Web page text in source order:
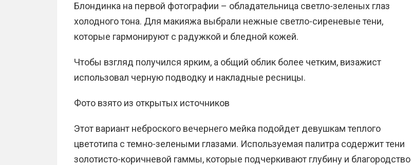
Блондинка на первой фотографии – обладательница светло-зеленых глаз
холодного тона. Для макияжа выбрали нежные светло-сиреневые тени,
которые гармонируют с радужкой и бледной кожей.
Чтобы взгляд получился ярким, а общий облик более четким, визажист
использовал черную подводку и накладные ресницы.
Фото взято из открытых источников
Этот вариант неброского вечернего мейка подойдет девушкам теплого
цветотипа с темно-зелеными глазами. Используемая палитра содержит тени
золотисто-коричневой гаммы, которые подчеркивают глубину и благородство